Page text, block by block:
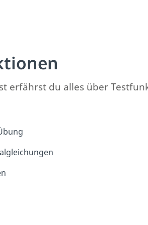
erfährst du alles über